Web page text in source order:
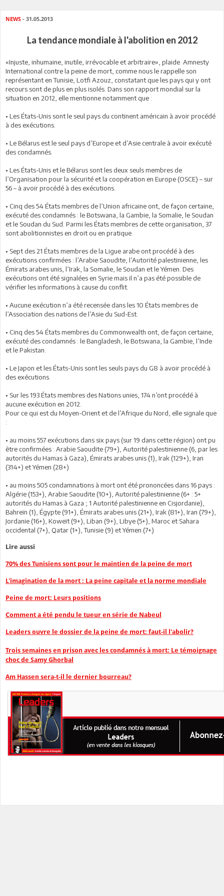
NEWS - 31.05.2013
La tendance mondiale à l'abolition en 2012
«Injuste, inhumaine, inutile, irrévocable et arbitraire», plaide Amnesty
International contre la peine de mort, comme nous le rappelle son
représentant en Tunisie, Lotfi Azouz, constatant que les pays qui y ont
recours sont de plus en plus isolés. Dans son rapport mondial sur la
situation en 2012, elle mentionne notamment que :
• Les États-Unis sont le seul pays du continent américain à avoir procédé
à des exécutions.
• Le Bélarus est le seul pays d’Europe et d’Asie centrale à avoir exécuté
des condamnés.
• Les États-Unis et le Bélarus sont les deux seuls membres de
l’Organisation pour la sécurité et la coopération en Europe (OSCE) – sur
56 – à avoir procédé à des exécutions.
• Cinq des 54 États membres de l’Union africaine ont, de façon certaine,
exécuté des condamnés : le Botswana, la Gambie, la Somalie, le Soudan
et le Soudan du Sud. Parmi les États membres de cette organisation, 37
sont abolitionnistes en droit ou en pratique.
• Sept des 21 États membres de la Ligue arabe ont procédé à des
exécutions confirmées : l’Arabie Saoudite, l’Autorité palestinienne, les
Émirats arabes unis, l’Irak, la Somalie, le Soudan et le Yémen. Des
exécutions ont été signalées en Syrie mais il n’a pas été possible de
vérifier les informations à cause du conflit.
• Aucune exécution n’a été recensée dans les 10 États membres de
l’Association des nations de l’Asie du Sud-Est.
• Cinq des 54 États membres du Commonwealth ont, de façon certaine,
exécuté des condamnés : le Bangladesh, le Botswana, la Gambie, l’Inde
et le Pakistan.
• Le Japon et les États-Unis sont les seuls pays du G8 à avoir procédé à
des exécutions.
• Sur les 193 États membres des Nations unies, 174 n’ont procédé à
aucune exécution en 2012.
Pour ce qui est du Moyen-Orient et de l’Afrique du Nord, elle signale que
:
• au moins 557 exécutions dans six pays (sur 19 dans cette région) ont pu
être confirmées : Arabie Saoudite (79+), Autorité palestinienne (6, par les
autorités du Hamas à Gaza), Émirats arabes unis (1), Irak (129+), Iran
(314+) et Yémen (28+)
• au moins 505 condamnations à mort ont été prononcées dans 16 pays :
Algérie (153+), Arabie Saoudite (10+), Autorité palestinienne (6+ : 5+
autorités du Hamas à Gaza ; 1 Autorité palestinienne en Cisjordanie),
Bahreïn (1), Égypte (91+), Émirats arabes unis (21+), Irak (81+), Iran (79+),
Jordanie (16+), Koweït (9+), Liban (9+), Libye (5+), Maroc et Sahara
occidental (7+), Qatar (1+), Tunisie (9) et Yémen (7+)
Lire aussi
70% des Tunisiens sont pour le maintien de la peine de mort
L'imagination de la mort : La peine capitale et la norme mondiale
Peine de mort: Leurs positions
Comment a été pendu le tueur en série de Nabeul
Leaders ouvre le dossier de la peine de mort: faut-il l'abolir?
Trois semaines en prison avec les condamnés à mort: Le témoignage
choc de Samy Ghorbal
Am Hassen sera-t-il le dernier bourreau?